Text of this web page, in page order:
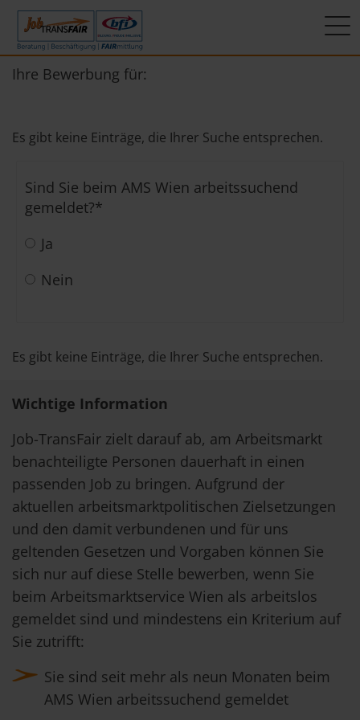
Ihre Bewerbung für:
Es gibt keine Einträge, die Ihrer Suche entsprechen.
Sind Sie beim AMS Wien arbeitssuchend
gemeldet?*
Ja
Nein
Es gibt keine Einträge, die Ihrer Suche entsprechen.
Wichtige Information
Job-TransFair zielt darauf ab, am Arbeitsmarkt
benachteiligte Personen dauerhaft in einen
passenden Job zu bringen. Aufgrund der
aktuellen arbeitsmarktpolitischen Zielsetzungen
und den damit verbundenen und für uns
geltenden Gesetzen und Vorgaben können Sie
sich nur auf diese Stelle bewerben, wenn Sie
beim Arbeitsmarktservice Wien als arbeitslos
gemeldet sind und mindestens ein Kriterium auf
Sie zutrifft:
Sie sind seit mehr als neun Monaten beim
AMS Wien arbeitssuchend gemeldet
Mein Weg zum Job
Beschäftigung
FAIRmittlung
ÜBER UNS
KI-Manifest
Ergebnisse
News
Standorte
Interner Bereich
JobImpuls
Zeiterfassung